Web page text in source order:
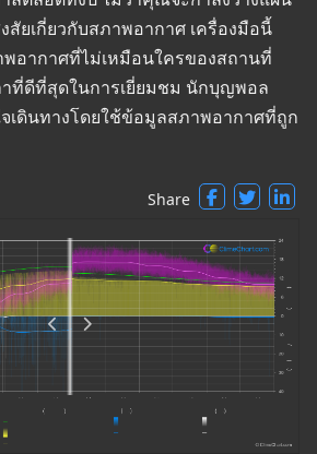
สัยเกี่ยวกับสภาพอากาศ เครื่องมือนี้
อากาศที่ไม่เหมือนใครของสถานที่
าที่ดีที่สุดในการเยี่ยมชม นักบุญพอล
เดินทางโดยใช้ข้อมูลสภาพอากาศที่ถูก
Share